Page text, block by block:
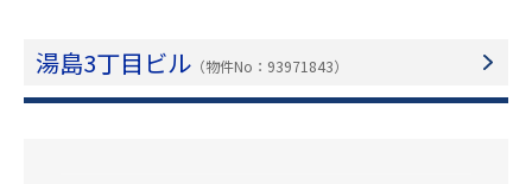
湯島3丁目ビル （物件No：93971843）